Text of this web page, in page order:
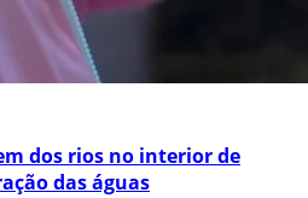
dos rios no interior de
das águas